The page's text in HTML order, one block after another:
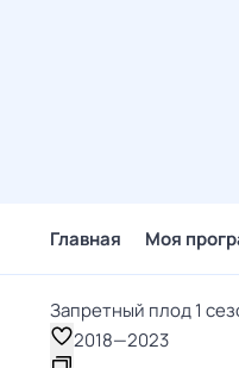
Главная Моя
Запретный плод 1
2018—2023